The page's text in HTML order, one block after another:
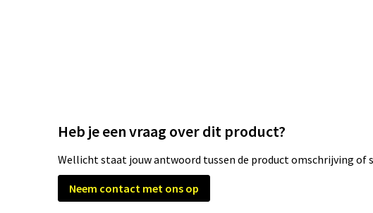
Heb je een vraag over dit product?
Wellicht staat jouw antwoord tussen de product omschrijving of
Neem contact met ons op